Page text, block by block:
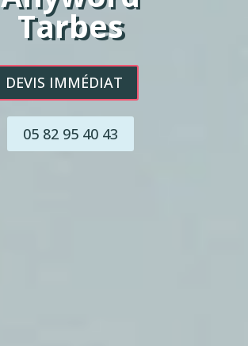
Tarbes
DEVIS IMMÉDIAT
05 82 95 40 43